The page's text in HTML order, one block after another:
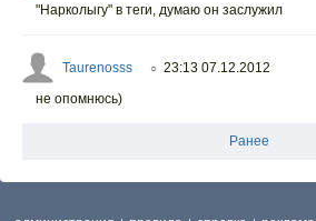
"Нарколыгу" в теги, думаю он заслужил
Taurenosss ○ 23:13 07.12.2012
не опомнюсь)
Ранее